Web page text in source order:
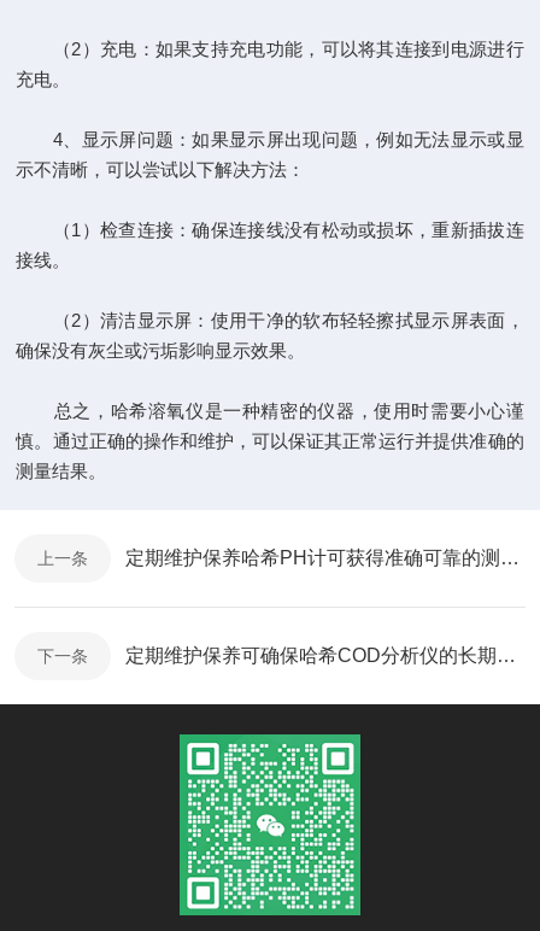
（2）充电：如果支持充电功能，可以将其连接到电源进行
充电。
4、显示屏问题：如果显示屏出现问题，例如无法显示或显
示不清晰，可以尝试以下解决方法：
（1）检查连接：确保连接线没有松动或损坏，重新插拔连
接线。
（2）清洁显示屏：使用干净的软布轻轻擦拭显示屏表面，
确保没有灰尘或污垢影响显示效果。
总之，哈希溶氧仪是一种精密的仪器，使用时需要小心谨
慎。通过正确的操作和维护，可以保证其正常运行并提供准确的
测量结果。
上一条 定期维护保养哈希PH计可获得准确可靠的测量结果
下一条 定期维护保养可确保哈希COD分析仪的长期稳定